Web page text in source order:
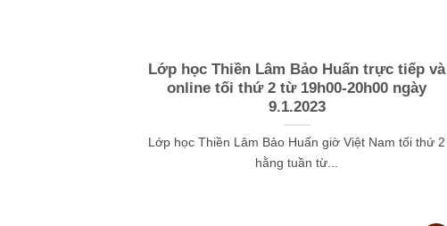
Lớp học Thiền Lâm Bảo Huấn trực tiếp và
online tối thứ 2 từ 19h00-20h00 ngày
9.1.2023
Lớp học Thiền Lâm Bảo Huấn giờ Việt Nam tối thứ 2
hằng tuần từ...